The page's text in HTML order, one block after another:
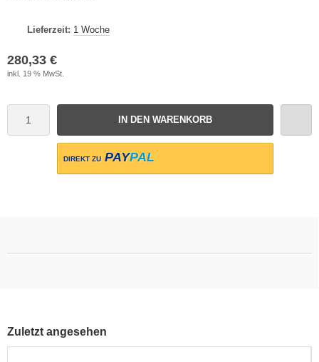
Lieferzeit: 1 Woche
280,33 €
inkl. 19 % MwSt.
IN DEN WARENKORB
DIREKT ZU PAYPAL
Zuletzt angesehen